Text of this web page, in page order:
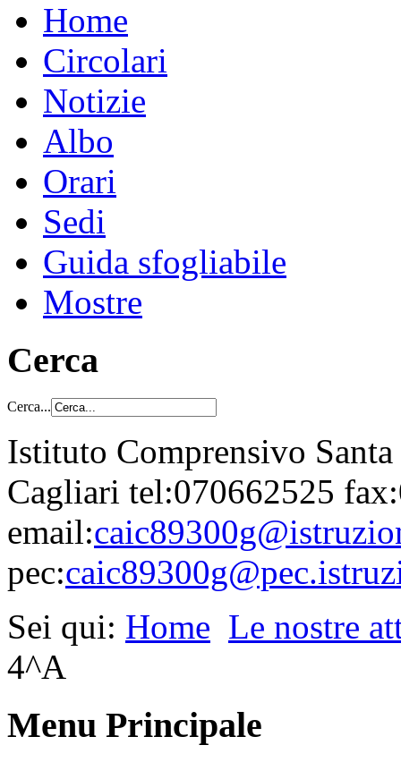
Home
Circolari
Notizie
Albo
Orari
Sedi
Guida sfogliabile
Mostre
Cerca
Cerca...
Istituto Comprensivo
Cagliari tel:070662525
email:
pec:
Sei qui: Home Le nostre
4^A
Menu Principale